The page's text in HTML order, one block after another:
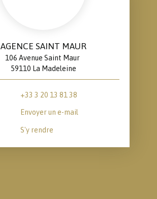
AGENCE SAINT MAUR
106 Avenue Saint Maur
59110 La Madeleine
+33 3 20 13 81 38
Envoyer un e-mail
S'y rendre